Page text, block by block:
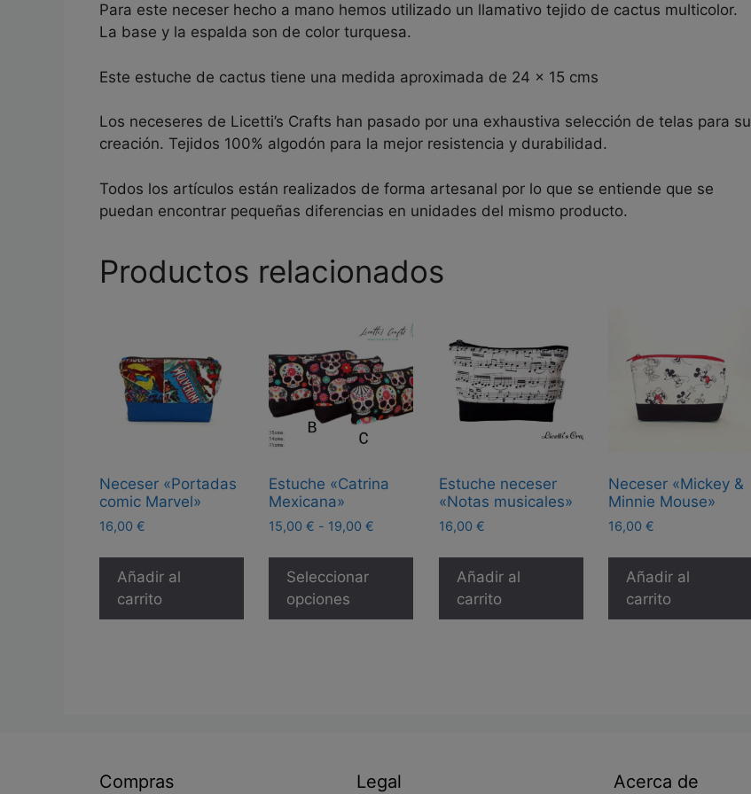
Para este neceser hecho a mano hemos utilizado un llamativo tejido de cactus multicolor.
La base y la espalda son de color turquesa.
Este estuche de cactus tiene una medida aproximada de 24 x 15 cms
Los neceseres de Licetti’s Crafts han pasado por una exhaustiva selección de telas para su
creación. Tejidos 100% algodón para la mejor resistencia y durabilidad.
Todos los artículos están realizados de forma artesanal por lo que se entiende que se
puedan encontrar pequeñas diferencias en unidades del mismo producto.
Productos relacionados
Neceser «Portadas
comic Marvel»
16,00 €
Añadir al
carrito
Estuche «Catrina
Mexicana»
15,00€ - 19,00€
precios:
hasta
Seleccionar
opciones
producto
múltiples
Estuche neceser
«Notas musicales»
16,00 €
Añadir al
carrito
Neceser «Mickey &
Minnie Mouse»
16,00 €
Añadir al
carrito
Compras Legal Acerca de